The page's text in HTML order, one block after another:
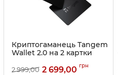
Криптогаманець Tangem
Wallet 2.0 на 2 картки
Артикул: TG128X2-B
2 999,00 2 699,00 грн